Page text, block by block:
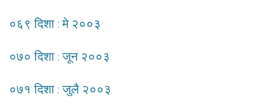
०६९ दिशा : मे २००३
०७० दिशा : जून २००३
०७१ दिशा : जुलै २००३